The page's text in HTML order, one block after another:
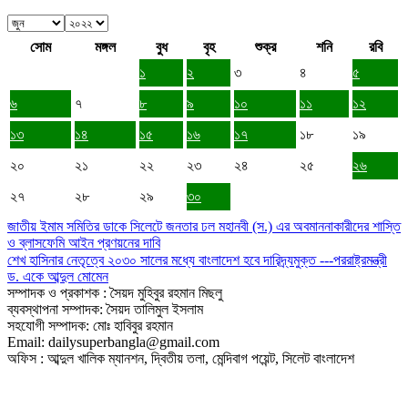
সোম মঙ্গল বুধ বৃহ শুক্র শনি
রবি
১
২ ৩ ৪
৫
৬
৭ ৮ ৯ ১০ ১১
১২
১৩
১৪ ১৫ ১৬ ১৭ ১৮
১৯
২০
২১ ২২ ২৩ ২৪ ২৫
২৬
২৭
২৮ ২৯
৩০
জাতীয় ইমাম সমিতির ডাকে সিলেটে জনতার ঢল মহানবী (স.) এর অবমাননাকারীদের শাস্তি
ও ব্লাসফেমি আইন প্রণয়নের দাবি
শেখ হাসিনার নেতৃত্বে ২০৩০ সালের মধ্যে বাংলাদেশ হবে দারিদ্র্যমুক্ত ---পররাষ্ট্রমন্ত্রী
ড. একে আব্দুল মোমেন
সম্পাদক ও প্রকাশক : সৈয়দ মুহিবুর রহমান মিছলু
ব্যবস্থাপনা সম্পাদক: সৈয়দ তালিমুল ইসলাম
সহযোগী সম্পাদক: মোঃ হাবিবুর রহমান
Email: dailysuperbangla@gmail.com
অফিস : আব্দুল খালিক ম্যানশন, দ্বিতীয় তলা, মেন্দিবাগ পয়েন্ট, সিলেট বাংলাদেশ